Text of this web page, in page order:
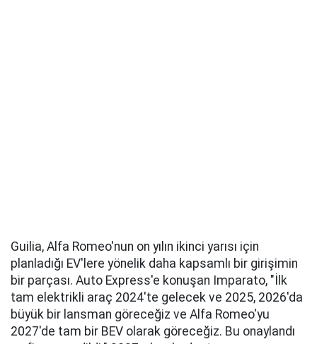
Guilia, Alfa Romeo'nun on yılın ikinci yarısı için
planladığı EV'lere yönelik daha kapsamlı bir girişimin
bir parçası. Auto Express'e konuşan Imparato, "İlk
tam elektrikli araç 2024'te gelecek ve 2025, 2026'da
büyük bir lansman göreceğiz ve Alfa Romeo'yu
2027'de tam bir BEV olarak göreceğiz. Bu onaylandı